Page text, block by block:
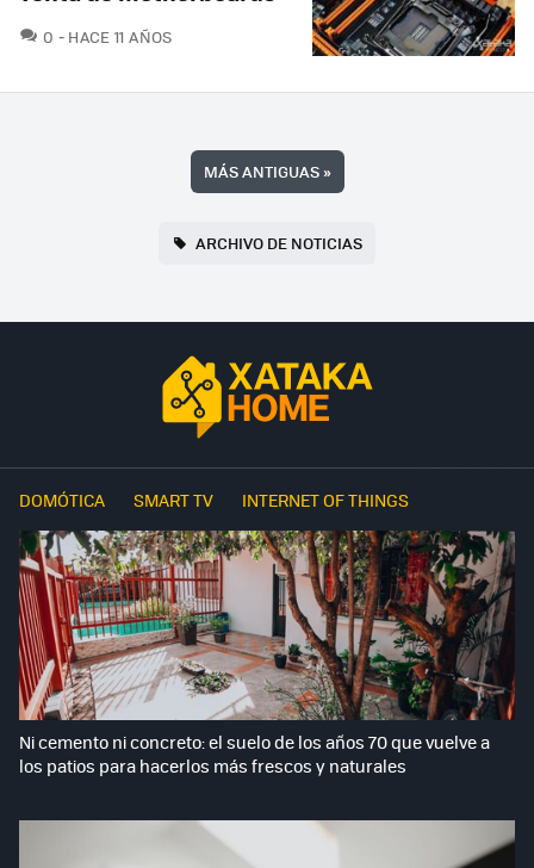
0 COMENTARIOS
HACE 11 AÑOS
MÁS ANTIGUAS»
ARCHIVO DE NOTICIAS
DOMÓTICA SMART TV INTERNET OF THINGS
Ni cemento ni concreto: el suelo de los años 70 que vuelve a
los patios para hacerlos más frescos y naturales